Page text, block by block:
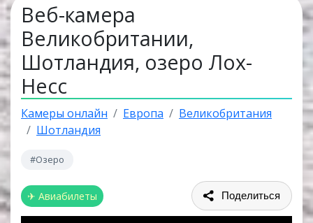
Веб-камера
Великобритании,
Шотландия, озеро Лох-
Несс
Камеры онлайн Европа
Великобритания
Шотландия
#Озеро
✈ Авиабилеты Поделиться